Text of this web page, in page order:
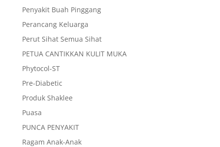
Penyakit Buah Pinggang
Perancang Keluarga
Perut Sihat Semua Sihat
PETUA CANTIKKAN KULIT MUKA
Phytocol-ST
Pre-Diabetic
Produk Shaklee
Puasa
PUNCA PENYAKIT
Ragam Anak-Anak